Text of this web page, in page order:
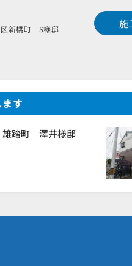
橋町 S様邸
す
踏町 澤井様邸